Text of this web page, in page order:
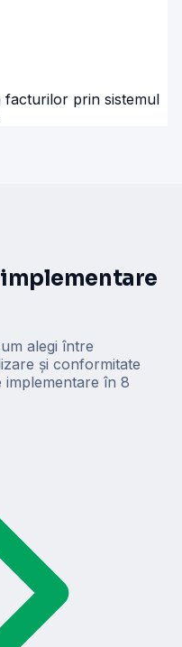
facturilor prin sistemul
alegi între
și conformitate
implementare în 8